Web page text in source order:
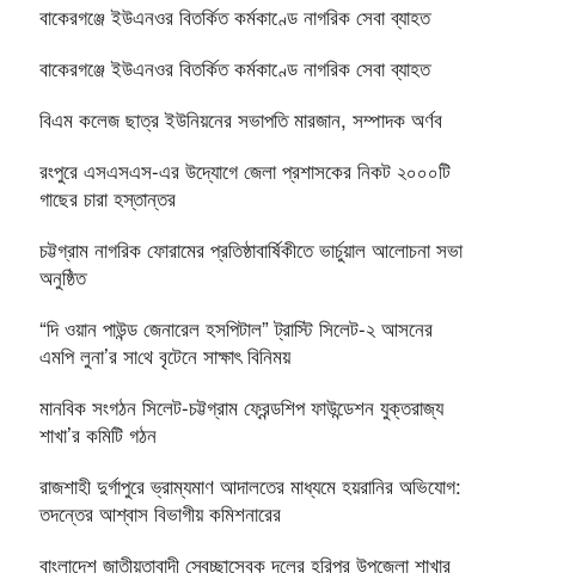
বাকেরগঞ্জে ইউএনওর বিতর্কিত কর্মকাণ্ডে নাগরিক সেবা ব্যাহত
বাকেরগঞ্জে ইউএনওর বিতর্কিত কর্মকাণ্ডে নাগরিক সেবা ব্যাহত
বিএম কলেজ ছাত্র ইউনিয়নের সভাপতি মারজান, সম্পাদক অর্ণব
রংপুরে এসএসএস-এর উদ্যোগে জেলা প্রশাসকের নিকট ২০০০টি
গাছের চারা হস্তান্তর
চট্টগ্রাম নাগরিক ফোরামের প্রতিষ্ঠাবার্ষিকীতে ভার্চুয়াল আলোচনা সভা
অনুষ্ঠিত
“দি ওয়ান পাউন্ড জেনারেল হসপিটাল” ট্রাস্টি সিলেট-২ আসনের
এমপি লুনা’র সা‌থে বৃটেনে সাক্ষাৎ বিনিময়
মানবিক সংগঠন সিলেট-চট্টগ্রাম ফ্রেন্ডশিপ ফাউন্ডেশন যুক্তরাজ্য
শাখা’র কমিটি গঠন
রাজশাহী দুর্গাপুরে ভ্রাম্যমাণ আদালতের মাধ্যমে হয়রানির অভিযোগ:
তদন্তের আশ্বাস বিভাগীয় কমিশনারের
বাংলাদেশ জাতীয়তাবাদী স্বেচ্ছাসেবক দলের হরিপুর উপজেলা শাখার